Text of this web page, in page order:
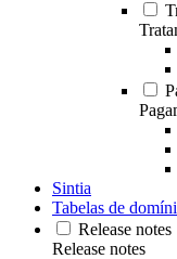
Sintia
Tabelas de
Release notes
Release notes